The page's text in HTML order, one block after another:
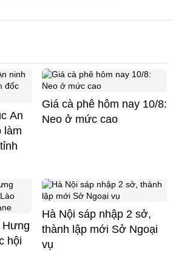
An
làm
Giá cà phê hôm nay 10/8:
Neo ở mức cao
Hưng
hội
Hà Nội sáp nhập 2 sở,
thành lập mới Sở Ngoại
vụ